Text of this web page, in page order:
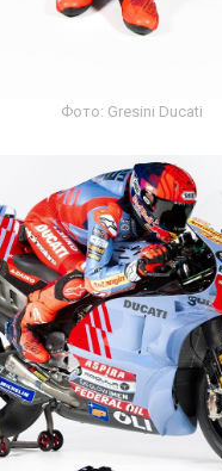
Фото: Gresini Ducati